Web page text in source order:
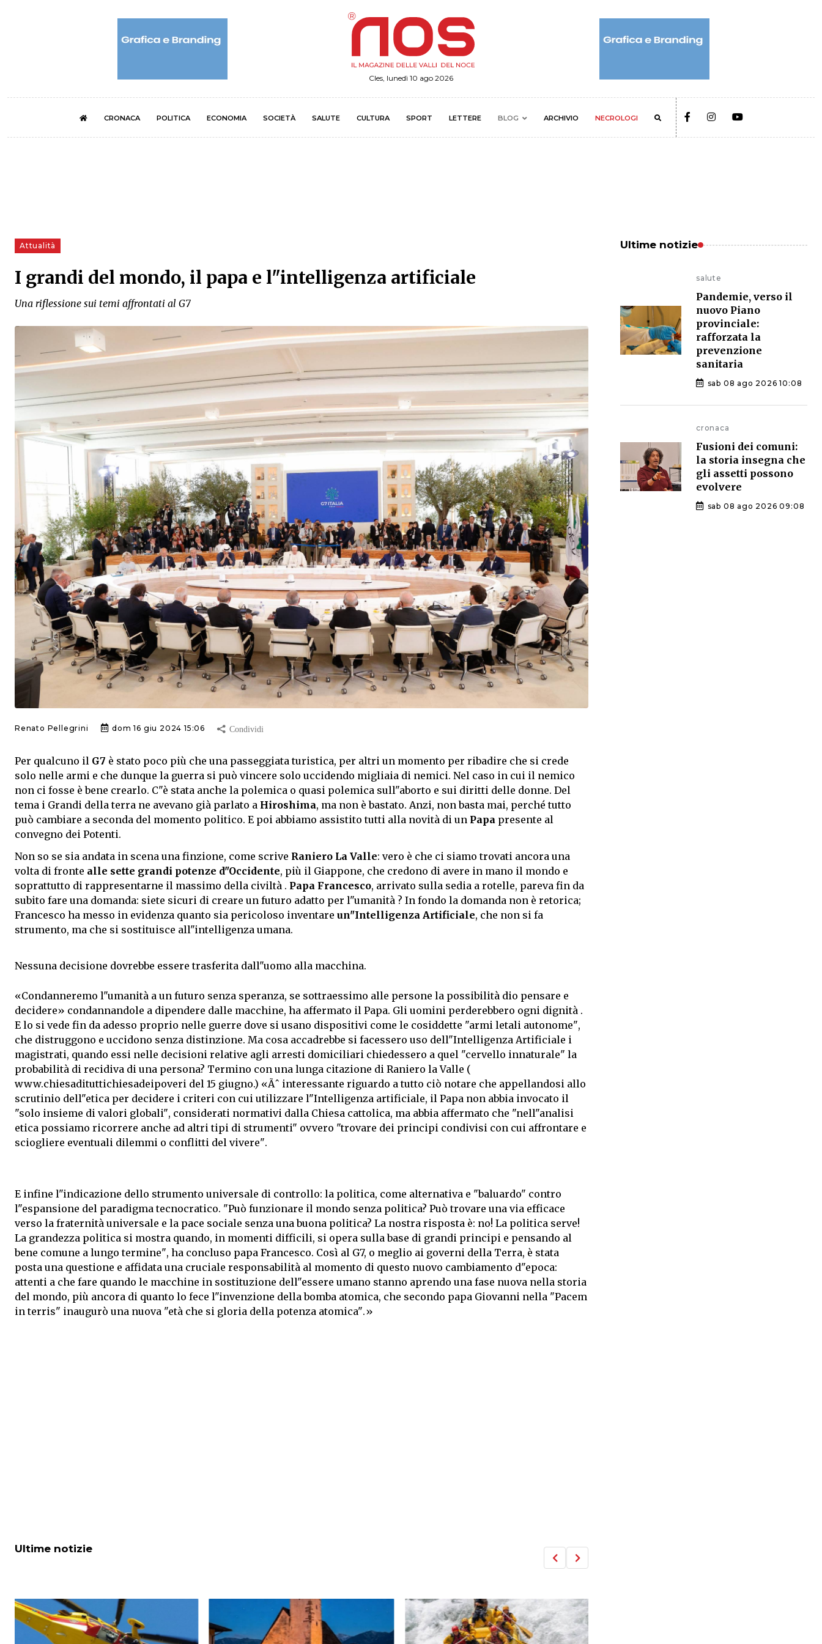
Cles, lunedì 10 ago 2026
CRONACA POLITICA ECONOMIA SOCIETÀ SALUTE CULTURA SPORT LETTERE BLOG ARCHIVIO NECROLOGI
Attualità
I grandi del mondo, il papa e l"intelligenza artificiale
Una riflessione sui temi affrontati al G7
Renato Pellegrini dom 16 giu 2024 15:06
Per qualcuno il G7 è stato poco più che una passeggiata turistica, per altri un momento per ribadire che si crede
solo nelle armi e che dunque la guerra si può vincere solo uccidendo migliaia di nemici. Nel caso in cui il nemico
non ci fosse è bene crearlo. C"è stata anche la polemica o quasi polemica sull"aborto e sui diritti delle donne. Del
tema i Grandi della terra ne avevano già parlato a Hiroshima, ma non è bastato. Anzi, non basta mai, perché tutto
può cambiare a seconda del momento politico. E poi abbiamo assistito tutti alla novità di un Papa presente al
convegno dei Potenti.
Non so se sia andata in scena una finzione, come scrive Raniero La Valle: vero è che ci siamo trovati ancora una
volta di fronte alle sette grandi potenze d"Occidente, più il Giappone, che credono di avere in mano il mondo e
soprattutto di rappresentarne il massimo della civiltà . Papa Francesco, arrivato sulla sedia a rotelle, pareva fin da
subito fare una domanda: siete sicuri di creare un futuro adatto per l"umanità ? In fondo la domanda non è retorica;
Francesco ha messo in evidenza quanto sia pericoloso inventare un"Intelligenza Artificiale, che non si fa
strumento, ma che si sostituisce all"intelligenza umana.
Nessuna decisione dovrebbe essere trasferita dall"uomo alla macchina.
«Condanneremo l"umanità a un futuro senza speranza, se sottraessimo alle persone la possibilità dio pensare e
decidere» condannandole a dipendere dalle macchine, ha affermato il Papa. Gli uomini perderebbero ogni dignità .
E lo si vede fin da adesso proprio nelle guerre dove si usano dispositivi come le cosiddette "armi letali autonome",
che distruggono e uccidono senza distinzione. Ma cosa accadrebbe si facessero uso dell"Intelligenza Artificiale i
magistrati, quando essi nelle decisioni relative agli arresti domiciliari chiedessero a quel "cervello innaturale" la
probabilità di recidiva di una persona? Termino con una lunga citazione di Raniero la Valle (
www.chiesadituttichiesadeipoveri del 15 giugno.) «Ãˆ interessante riguardo a tutto ciò notare che appellandosi allo
scrutinio dell"etica per decidere i criteri con cui utilizzare l"Intelligenza artificiale, il Papa non abbia invocato il
"solo insieme di valori globali", considerati normativi dalla Chiesa cattolica, ma abbia affermato che "nell"analisi
etica possiamo ricorrere anche ad altri tipi di strumenti" ovvero "trovare dei principi condivisi con cui affrontare e
sciogliere eventuali dilemmi o conflitti del vivere".
E infine l"indicazione dello strumento universale di controllo: la politica, come alternativa e "baluardo" contro
l"espansione del paradigma tecnocratico. "Può funzionare il mondo senza politica? Può trovare una via efficace
verso la fraternità universale e la pace sociale senza una buona politica? La nostra risposta è: no! La politica serve!
La grandezza politica si mostra quando, in momenti difficili, si opera sulla base di grandi principi e pensando al
bene comune a lungo termine", ha concluso papa Francesco. Così al G7, o meglio ai governi della Terra, è stata
posta una questione e affidata una cruciale responsabilità al momento di questo nuovo cambiamento d"epoca:
attenti a che fare quando le macchine in sostituzione dell"essere umano stanno aprendo una fase nuova nella storia
del mondo, più ancora di quanto lo fece l"invenzione della bomba atomica, che secondo papa Giovanni nella "Pacem
in terris" inaugurò una nuova "età che si gloria della potenza atomica".»
Ultime notizie
Ultime notizie
salute
Pandemie, verso il
nuovo Piano
provinciale:
rafforzata la
prevenzione
sanitaria
sab 08 ago 2026 10:08
cronaca
Fusioni dei comuni:
la storia insegna che
gli assetti possono
evolvere
sab 08 ago 2026 09:08